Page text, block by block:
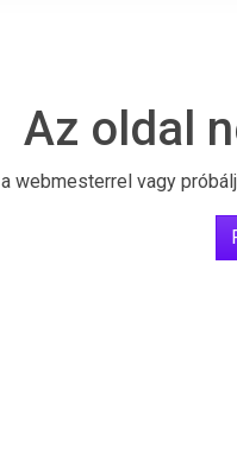
Az oldal
webmesterrel vagy